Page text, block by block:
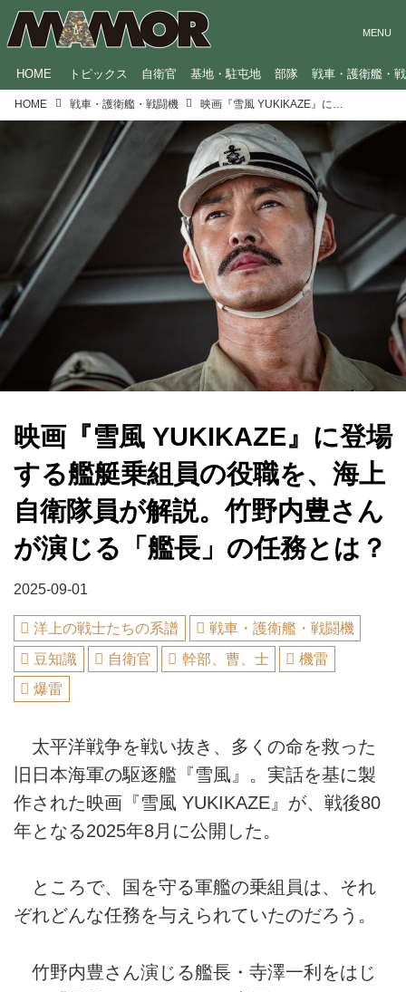
HOME トピックス 自衛官 基地・駐屯地 部隊 戦車・護衛艦・
HOME 戦車・護衛艦・戦闘機
映画『雪風 YUKIKAZE』に登場
する艦艇乗組員の役職を、海上
自衛隊員が解説。竹野内豊さん
が演じる「艦長」の任務とは？
2025-09-01
洋上の戦士たちの系譜
戦車・護衛艦・戦闘機
豆知識
自衛官 幹部、曹、士
機雷
爆雷
太平洋戦争を戦い抜き、多くの命を救った
旧日本海軍の駆逐艦『雪風』。実話を基に製
作された映画『雪風 YUKIKAZE』が、戦後80
年となる2025年8月に公開した。
ところで、国を守る軍艦の乗組員は、それ
ぞれどんな任務を与えられていたのだろう。
竹野内豊さん演じる艦長・寺澤一利をはじ